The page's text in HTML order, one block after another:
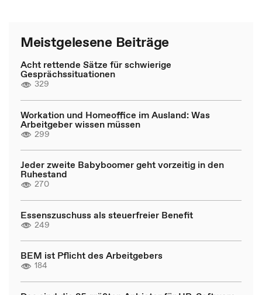
Meistgelesene Beiträge
Acht rettende Sätze für schwierige
Gesprächssituationen
329
Workation und Homeoffice im Ausland: Was
Arbeitgeber wissen müssen
299
Jeder zweite Babyboomer geht vorzeitig in den
Ruhestand
270
Essenszuschuss als steuerfreier Benefit
249
BEM ist Pflicht des Arbeitgebers
184